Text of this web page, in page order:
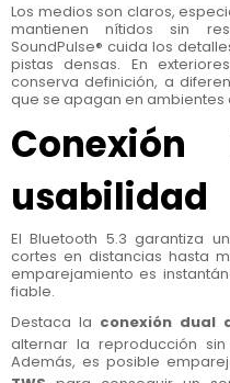
Los medios son claros,
mantienen nítidos sin
SoundPulse® cuida los
pistas densas. En
conserva definición, a
que se apagan en ambientes
usabilidad
El Bluetooth 5.3 garantiza
cortes en distancias hasta
emparejamiento es
fiable.
Destaca la conexión dual
alternar la reproducción
Además, es posible